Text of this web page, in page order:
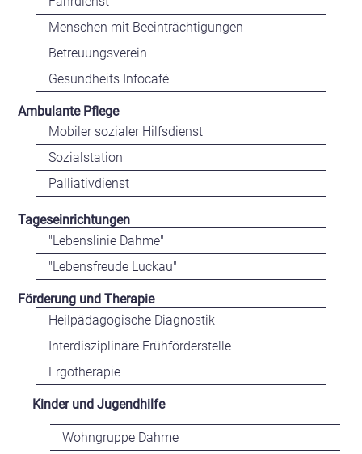
Menschen mit Beeinträchtigungen
Betreuungsverein
Gesundheits Infocafé
Ambulante Pflege
Mobiler sozialer Hilfsdienst
Sozialstation
Palliativdienst
Tageseinrichtungen
"Lebenslinie Dahme"
"Lebensfreude Luckau"
Förderung und Therapie
Heilpädagogische Diagnostik
Interdisziplinäre Frühförderstelle
Ergotherapie
Kinder und Jugendhilfe
Wohngruppe Dahme